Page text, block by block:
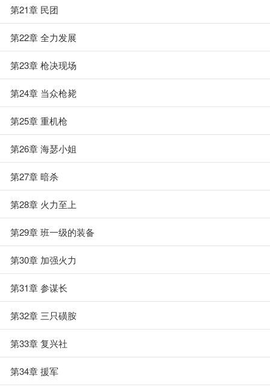
第21章 民团
第22章 全力发展
第23章 枪决现场
第24章 当众枪毙
第25章 重机枪
第26章 海瑟小姐
第27章 暗杀
第28章 火力至上
第29章 班一级的装备
第30章 加强火力
第31章 参谋长
第32章 三只磺胺
第33章 复兴社
第34章 援军